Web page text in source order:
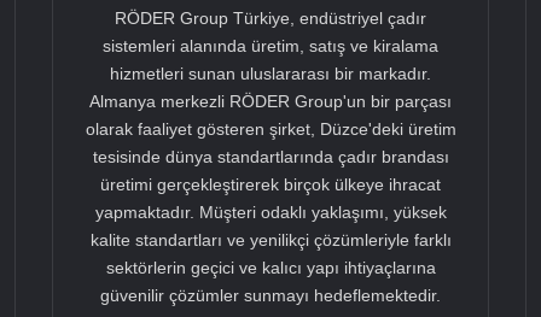
RÖDER Group Türkiye, endüstriyel çadır
sistemleri alanında üretim, satış ve kiralama
hizmetleri sunan uluslararası bir markadır.
Almanya merkezli RÖDER Group'un bir parçası
olarak faaliyet gösteren şirket, Düzce'deki üretim
tesisinde dünya standartlarında çadır brandası
üretimi gerçekleştirerek birçok ülkeye ihracat
yapmaktadır. Müşteri odaklı yaklaşımı, yüksek
kalite standartları ve yenilikçi çözümleriyle farklı
sektörlerin geçici ve kalıcı yapı ihtiyaçlarına
güvenilir çözümler sunmayı hedeflemektedir.